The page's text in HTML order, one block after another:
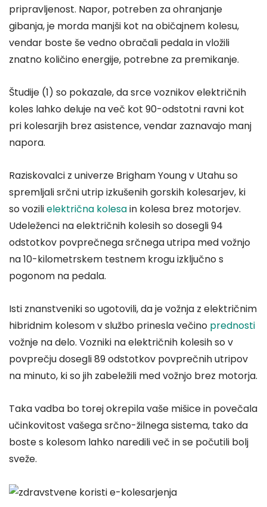
pripravljenost. Napor, potreben za ohranjanje
gibanja, je morda manjši kot na običajnem kolesu,
vendar boste še vedno obračali pedala in vložili
znatno količino energije, potrebne za premikanje.
Študije (1) so pokazale, da srce voznikov električnih
koles lahko deluje na več kot 90-odstotni ravni kot
pri kolesarjih brez asistence, vendar zaznavajo manj
napora.
Raziskovalci z univerze Brigham Young v Utahu so
spremljali srčni utrip izkušenih gorskih kolesarjev, ki
so vozilielektrična kolesain kolesa brez motorjev.
Udeleženci na električnih kolesih so dosegli 94
odstotkov povprečnega srčnega utripa med vožnjo
na 10-kilometrskem testnem krogu izključno s
pogonom na pedala.
Isti znanstveniki so ugotovili, da je vožnja z električnim
hibridnim kolesom v službo prinesla večino prednosti
vožnje na delo. Vozniki na električnih kolesih so v
povprečju dosegli 89 odstotkov povprečnih utripov
na minuto, ki so jih zabeležili med vožnjo brez motorja.
Taka vadba bo torej okrepila vaše mišice in povečala
učinkovitost vašega srčno-žilnega sistema, tako da
boste s kolesom lahko naredili več in se počutili bolj
sveže.